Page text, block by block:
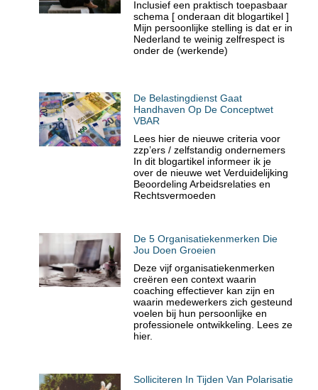
Inclusief een praktisch toepasbaar
schema [ onderaan dit blogartikel ]
Mijn persoonlijke stelling is dat er in
Nederland te weinig zelfrespect is
onder de (werkende)
De Belastingdienst Gaat
Handhaven Op De Conceptwet
VBAR
Lees hier de nieuwe criteria voor
zzp’ers / zelfstandig ondernemers
In dit blogartikel informeer ik je
over de nieuwe wet Verduidelijking
Beoordeling Arbeidsrelaties en
Rechtsvermoeden
De 5 Organisatiekenmerken Die
Jou Doen Groeien
Deze vijf organisatiekenmerken
creëren een context waarin
coaching effectiever kan zijn en
waarin medewerkers zich gesteund
voelen bij hun persoonlijke en
professionele ontwikkeling. Lees ze
hier.
Solliciteren In Tijden Van Polarisatie